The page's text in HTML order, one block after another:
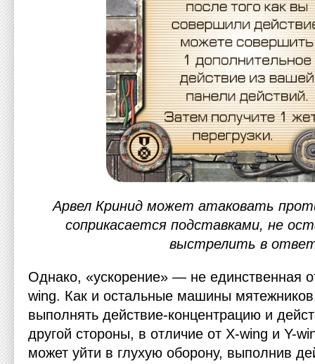
Арвел Кринид может атаковать
соприкасается подставками, не
выстрелить в
Однако, «ускорение» — не единственная
wing. Как и остальные машины
выполнять действие-концентрацию и
другой стороны, в отличие от Х-wing и Y-
может уйти в глухую оборону, выполнив